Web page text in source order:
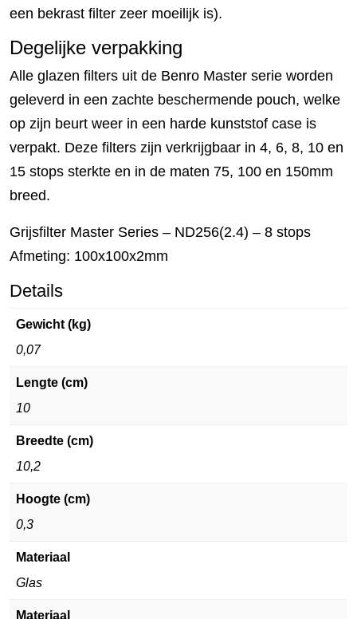
een bekrast filter zeer moeilijk is).
Degelijke verpakking
Alle glazen filters uit de Benro Master serie worden
geleverd in een zachte beschermende pouch, welke
op zijn beurt weer in een harde kunststof case is
verpakt. Deze filters zijn verkrijgbaar in 4, 6, 8, 10 en
15 stops sterkte en in de maten 75, 100 en 150mm
breed.
Grijsfilter Master Series – ND256(2.4) – 8 stops
Afmeting: 100x100x2mm
Details
Gewicht (kg)
0,07
Lengte (cm)
10
Breedte (cm)
10,2
Hoogte (cm)
0,3
Materiaal
Glas
Materiaal